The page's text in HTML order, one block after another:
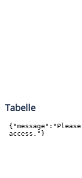
Tabelle